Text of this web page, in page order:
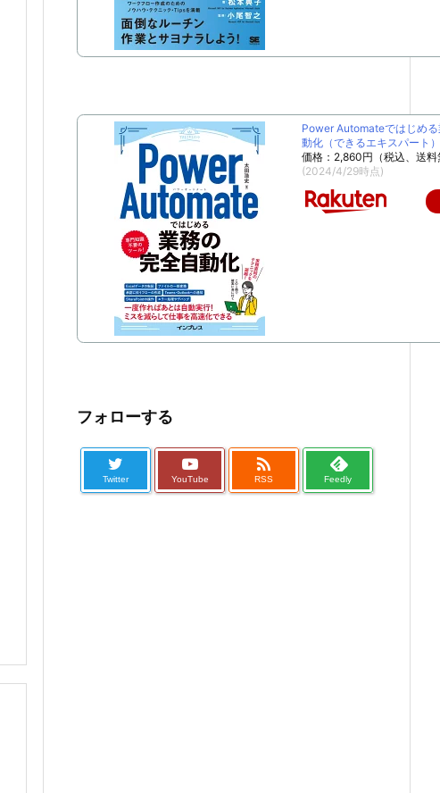
Power Automateではじめ
動化（できるエキスパート
価格：2,860円（税込、送料
(2024/4/29時点)
フォローする
Twitter YouTube

RSS Feedly